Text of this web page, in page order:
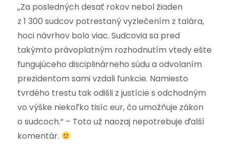
„Za posledných desať rokov nebol žiaden
z 1 300 sudcov potrestaný vyzlečením z talára,
hoci návrhov bolo viac. Sudcovia sa pred
takýmto právoplatným rozhodnutím vtedy ešte
fungujúceho disciplinárneho súdu a odvolaním
prezidentom sami vzdali funkcie. Namiesto
tvrdého trestu tak odišli z justície s odchodným
vo výške niekoľko tisíc eur, čo umožňuje zákon
o sudcoch.“ – Toto už naozaj nepotrebuje ďalší
komentár.